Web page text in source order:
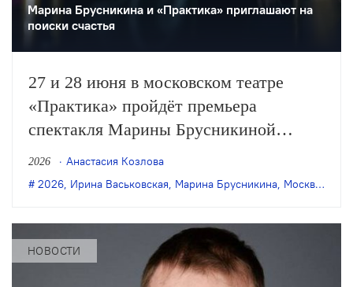
Марина Брусникина и «Практика» приглашают на
поиски счастья
27 и 28 июня в московском театре
«Практика» пройдёт премьера
спектакля Марины Брусникиной
«Чтобы нам всем было хорошо и
прекрасно» по пьесам Ирины
2026
Анастасия Козлова
2026, Ирина Васьковская, Марина Брусникина, Москва ,
НОВОСТИ